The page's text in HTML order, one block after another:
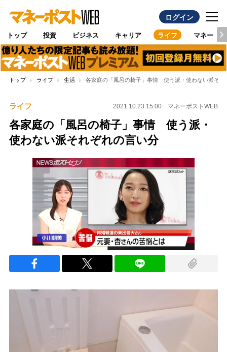
ログイン
トップ 投資 ビジネス キャリア ライフ マネー
トップ ライフ 生活 各家庭の「風呂の椅子」事情 使う派・使わない派それ
ライフ 2021.10.23 15:00 マネーポストWEB
各家庭の「風呂の椅子」事情 使う派・
使わない派それぞれの言い分